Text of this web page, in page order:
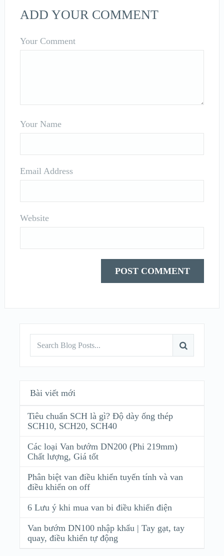
ADD YOUR COMMENT
Your Comment
Your Name
Email Address
Website
Bài viết mới
Tiêu chuẩn SCH là gì? Độ dày ống thép
SCH10, SCH20, SCH40
Các loại Van bướm DN200 (Phi 219mm)
Chất lượng, Giá tốt
Phân biệt van điều khiển tuyến tính và van
điều khiển on off
6 Lưu ý khi mua van bi điều khiển điện
Van bướm DN100 nhập khẩu | Tay gạt, tay
quay, điều khiển tự động